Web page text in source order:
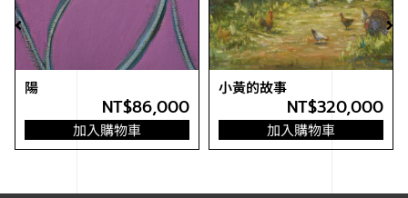
陽
NT$86,000
加入購物車
小黃的故事
NT$320,000
加入購物車